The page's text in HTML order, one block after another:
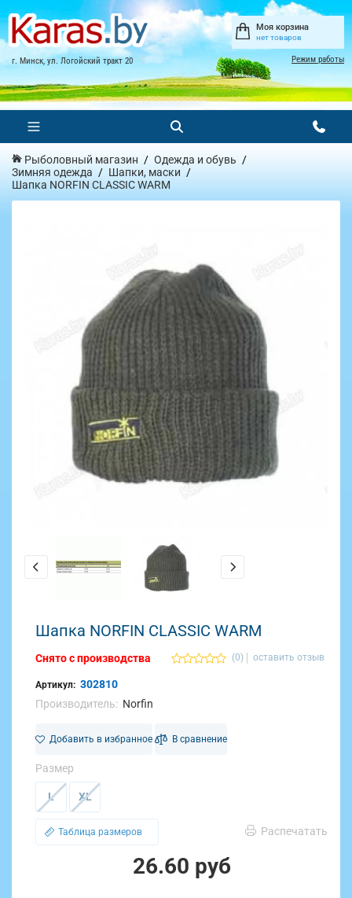
г. Минск, ул. Логойский тракт 20
Моя корзина
нет товаров
Режим работы
Рыболовный магазин
Одежда и обувь
Зимняя одежда
Шапки, маски
Шапка NORFIN CLASSIC WARM
Шапка NORFIN CLASSIC WARM
Снято с производства (0) оставить отзыв
Артикул: 302810
Производитель: Norfin
Добавить в избранное В сравнение
Размер
L XL
Таблица размеров Распечатать
26.60 руб